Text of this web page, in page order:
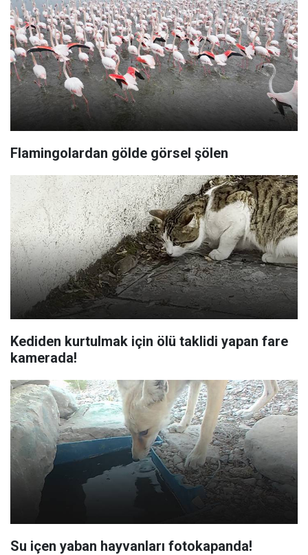
Flamingolardan gölde görsel şölen
Kediden kurtulmak için ölü taklidi yapan fare
kamerada!
Su içen yaban hayvanları fotokapanda!